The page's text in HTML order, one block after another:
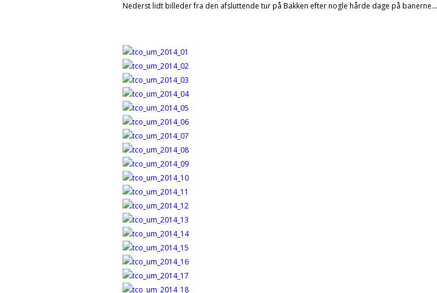
Nederst lidt billeder fra den afsluttende tur på Bakken efter nogle hårde dage på banerne…